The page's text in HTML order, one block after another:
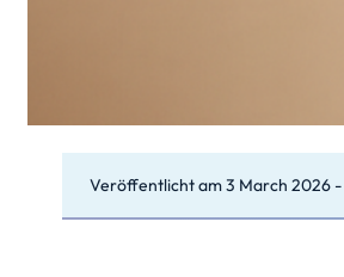
Veröffentlicht am3 March 2026 -